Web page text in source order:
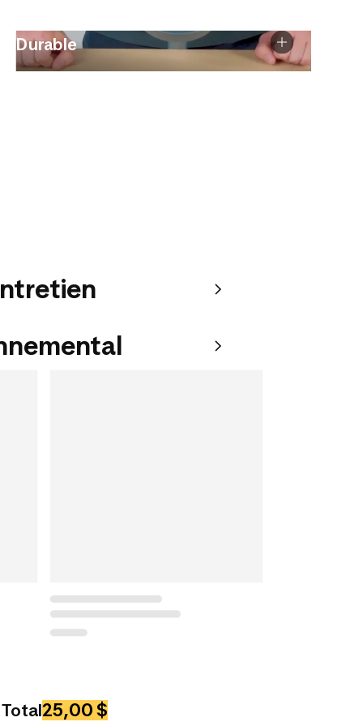
Durable
Total25,00 $